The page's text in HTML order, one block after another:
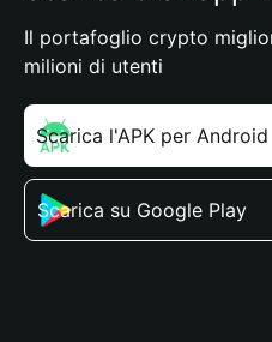
Il portafoglio crypto
milioni di utenti
Scarica l'APK per Android
Scarica su Google Play